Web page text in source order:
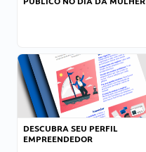
DESCUBRA SEU PERFIL
EMPREENDEDOR